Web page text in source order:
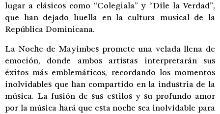
lugar a clásicos como “Colegiala” y “Dile la Verdad”,
que han dejado huella en la cultura musical de la
República Dominicana.
La Noche de Mayimbes promete una velada llena de
emoción, donde ambos artistas interpretarán sus
éxitos más emblemáticos, recordando los momentos
inolvidables que han compartido en la industria de la
música. La fusión de sus estilos y su profundo amor
por la música hará que esta noche sea inolvidable para